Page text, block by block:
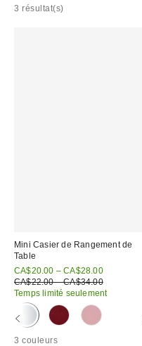
3 résultat(s)
Mini Casier de Rangement de
Table
Prix
soldé
:
CA$20.00 – CA$28.00
Prix
courant
CA$22.00 – CA$34.00
Temps limité seulement
3 couleurs